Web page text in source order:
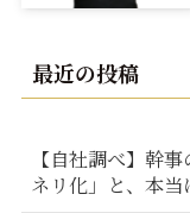
最近の投稿
【自社調べ】幹
ネリ化」と、本